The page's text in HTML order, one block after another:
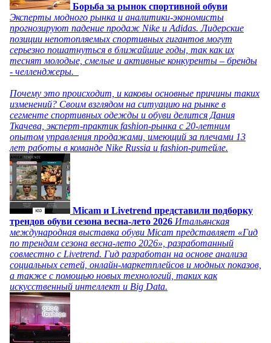
Борьба за рынок спортивной обуви
Эксперты модного рынка и аналитики-экономисты
прогнозируют падение продаж Nike и Adidas. Лидерские
позиции непотопляемых спортивных гигантов могут
серьезно пошатнуться в ближайшие годы, так как их
теснят молодые, смелые и активные конкуренты – бренды
- челленджеры.
Почему это происходит, и каковы основные причины таких
изменений? Своим взглядом на ситуацию на рынке в
сегменте спортивных одежды и обуви делится Дания
Ткачева, эксперт-практик fashion-рынка с 20-летним
опытом управления продажами, имеющий за плечами 13
лет работы в команде Nike Russia и fashion-ритейле.
Micam и Livetrend представили подборку
трендов обуви сезона весна-лето 2026 Итальянская
международная выставка обуви Micam представляет «Гид
по трендам сезона весна-лето 2026», разработанный
совместно с Livetrend. Гид разработан на основе анализа
социальных сетей, онлайн-маркетплейсов и модных показов,
а также с помощью новых технологий, таких как
искусственный интеллект и Big Data.